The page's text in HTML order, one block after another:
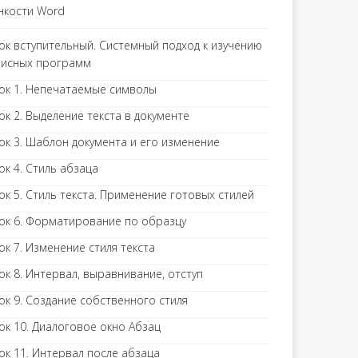
Word
вступительный. Системный подход к изучению
программ
1. Непечатаемые символы
2. Выделение текста в документе
3. Шаблон документа и его изменение
4. Стиль абзаца
5. Стиль текста. Применение готовых стилей
6. Форматирование по образцу
7. Изменение стиля текста
8. Интервал, выравнивание, отступ
9. Создание собственного стиля
10. Диалоговое окно Абзац
11. Интервал после абзаца